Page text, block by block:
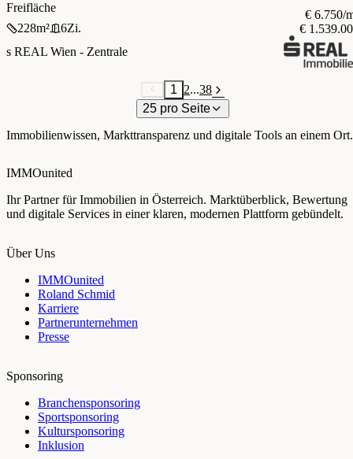
Freifläche
228m² 6Zi.
€ 6.750/
€
s REAL Wien - Zentrale
1 2...38
25 pro Seite
Immobilienwissen, Markttransparenz und digitale Tools an einem Ort.
IMMOunited
Ihr Partner für Immobilien in Österreich. Marktüberblick, Bewertung
und digitale Services in einer klaren, modernen Plattform gebündelt.
Über Uns
IMMOunited
Roland Schmid
Karriere
Partnerunternehmen
Presse
Sponsoring
Branchensponsoring
Sportsponsoring
Kultursponsoring
Inklusion